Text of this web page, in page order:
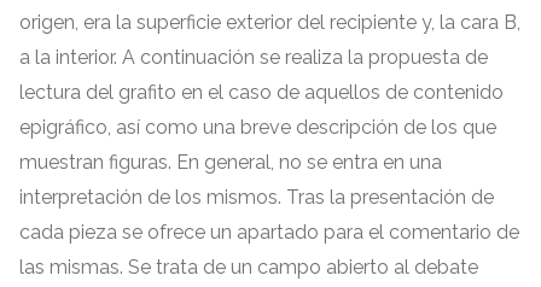
origen, era la superficie exterior del recipiente y, la cara B,
a la interior. A continuación se realiza la propuesta de
lectura del grafito en el caso de aquellos de contenido
epigráfico, así como una breve descripción de los que
muestran figuras. En general, no se entra en una
interpretación de los mismos. Tras la presentación de
cada pieza se ofrece un apartado para el comentario de
las mismas. Se trata de un campo abierto al debate